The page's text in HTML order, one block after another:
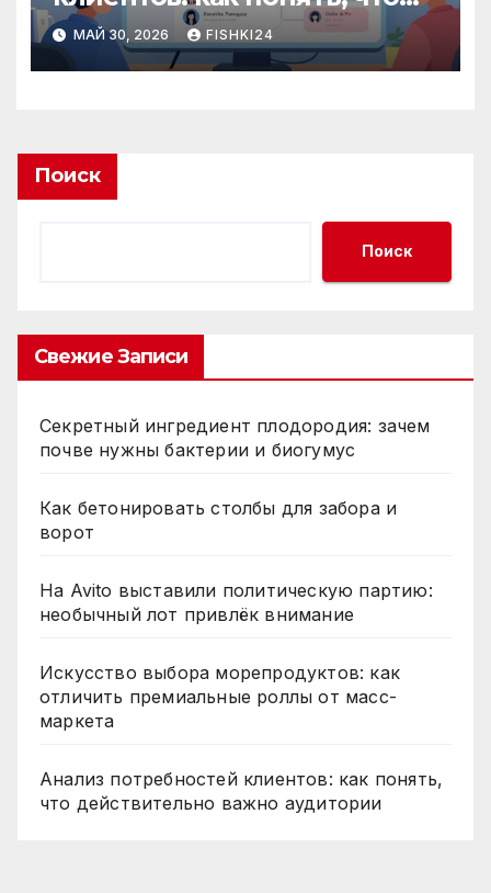
действительно важно
аудитории
МАЙ 30, 2026 FISHKI24
Поиск
Поиск
Свежие Записи
Секретный ингредиент плодородия: зачем
почве нужны бактерии и биогумус
Как бетонировать столбы для забора и
ворот
На Avito выставили политическую партию:
необычный лот привлёк внимание
Искусство выбора морепродуктов: как
отличить премиальные роллы от масс-
маркета
Анализ потребностей клиентов: как понять,
что действительно важно аудитории